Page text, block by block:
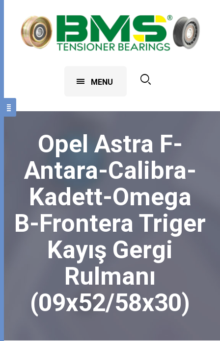
MENU
Opel Astra F-
Antara-Calibra-
Kadett-Omega
B-Frontera Triger
Kayış Gergi
Rulmanı
(09x52/58x30)